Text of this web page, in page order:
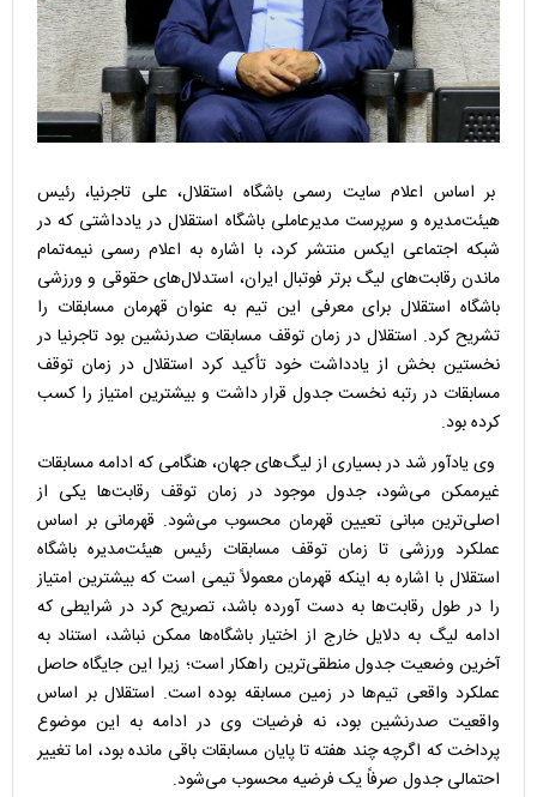
بر اساس اعلام سایت رسمی باشگاه استقلال، علی تاجرنیا، رئیس
هیئت‌مدیره و سرپرست مدیرعاملی باشگاه استقلال در یادداشتی که در
شبکه اجتماعی ایکس منتشر کرد، با اشاره به اعلام رسمی نیمه‌تمام
ماندن رقابت‌های لیگ برتر فوتبال ایران، استدلال‌های حقوقی و ورزشی
باشگاه استقلال برای معرفی این تیم به عنوان قهرمان مسابقات را
تشریح کرد. استقلال در زمان توقف مسابقات صدرنشین بود تاجرنیا در
نخستین بخش از یادداشت خود تأکید کرد استقلال در زمان توقف
مسابقات در رتبه نخست جدول قرار داشت و بیشترین امتیاز را کسب
کرده بود.
وی یادآور شد در بسیاری از لیگ‌های جهان، هنگامی که ادامه مسابقات
غیرممکن می‌شود، جدول موجود در زمان توقف رقابت‌ها یکی از
اصلی‌ترین مبانی تعیین قهرمان محسوب می‌شود. قهرمانی بر اساس
عملکرد ورزشی تا زمان توقف مسابقات رئیس هیئت‌مدیره باشگاه
استقلال با اشاره به اینکه قهرمان معمولاً تیمی است که بیشترین امتیاز
را در طول رقابت‌ها به دست آورده باشد، تصریح کرد در شرایطی که
ادامه لیگ به دلایل خارج از اختیار باشگاه‌ها ممکن نباشد، استناد به
آخرین وضعیت جدول منطقی‌ترین راهکار است؛ زیرا این جایگاه حاصل
عملکرد واقعی تیم‌ها در زمین مسابقه بوده است. استقلال بر اساس
واقعیت صدرنشین بود، نه فرضیات وی در ادامه به این موضوع
پرداخت که اگرچه چند هفته تا پایان مسابقات باقی مانده بود، اما تغییر
احتمالی جدول صرفاً یک فرضیه محسوب می‌شود.